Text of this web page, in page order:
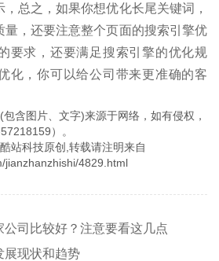
之，如果你想优化长尾关键词，
量，还要注意整个页面的搜索引擎优
要求，还要满足搜索引擎的优化规
化，你可以给公司带来更准确的客
包含图片、文字)来源于网络，如有侵权，
）。
站科技原创,转载请注明来自
jianzhanzhishi/4829.html
公司比较好？注意要看这几点
展现状和趋势